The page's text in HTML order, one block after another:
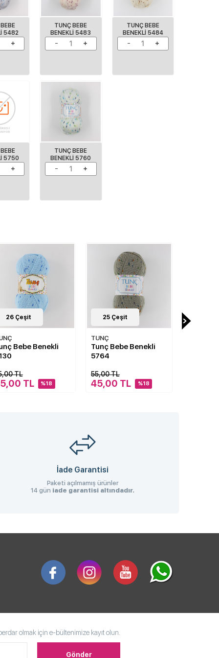
5482
TUNÇ BEBE
BENEKLI 5483
TUNÇ BEBE
BENEKLI 5484
5750
TUNÇ BEBE
BENEKLI 5760
25 Çeşit
Bebe Benekli
TL
TL %18
26 Çeşit
TUNÇ
Tunç Bebe Benekli
5410
55,00 TL
45,00 TL %18
İade Garantisi
Paketi açılmamış ürünler
14 gün iade garantisi altındadır.
olmak için e-bültenimize kayıt olun.